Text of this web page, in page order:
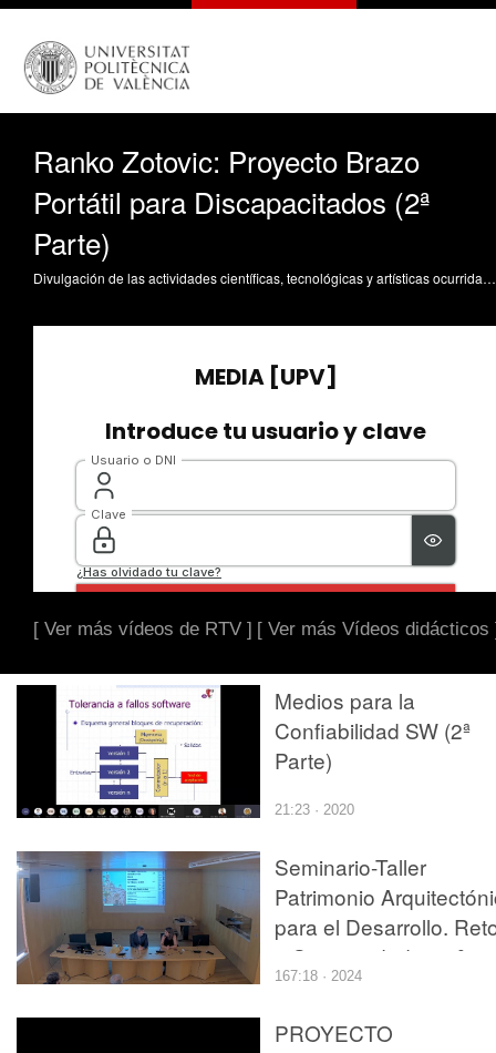
Ranko Zotovic: Proyecto Brazo
Portátil para Discapacitados (2ª
Parte)
Divulgación de las actividades científicas, tecnológicas y artísticas ocurridas en los tres campus de la UPV
[ Ver más vídeos de RTV ] [ Ver más Vídeos didácticos
Medios para la
Confiabilidad SW (2ª
Parte)
21:23 · 2020
Seminario-Taller
Patrimonio
para el Desarrollo.
y Oportunidades. 2ª
parte.(Sesión de
167:18 · 2024
PROYECTO